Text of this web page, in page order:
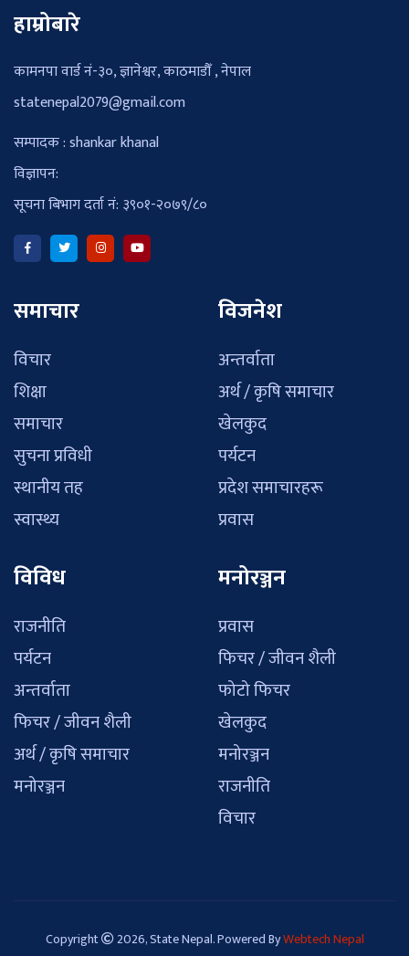
हाम्रोबारे
कामनपा वार्ड नं-३०, ज्ञानेश्वर, काठमाडौँ , नेपाल
statenepal2079@gmail.com
सम्पादक : shankar khanal
विज्ञापन:
सूचना बिभाग दर्ता नं: ३९०१-२०७९/८०
समाचार
विचार
शिक्षा
समाचार
सुचना प्रविधी
स्थानीय तह
स्वास्थ्य
विजनेश
अन्तर्वाता
अर्थ / कृषि समाचार
खेलकुद
पर्यटन
प्रदेश समाचारहरू
प्रवास
विविध
राजनीति
पर्यटन
अन्तर्वाता
फिचर / जीवन शैली
अर्थ / कृषि समाचार
मनोरञ्जन
मनोरञ्जन
प्रवास
फिचर / जीवन शैली
फोटो फिचर
खेलकुद
मनोरञ्जन
राजनीति
विचार
Copyright 2026, State Nepal. Powered ByWebtech Nepal